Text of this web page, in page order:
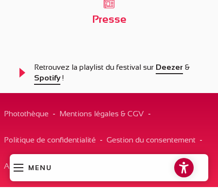
MENU
Presse
Retrouvez la playlist du festival sur Deezer &
Spotify!
Photothèque - Mentions légales & CGV -
Politique de confidentialité - Gestion du consentement -
Accessibilité : non conforme